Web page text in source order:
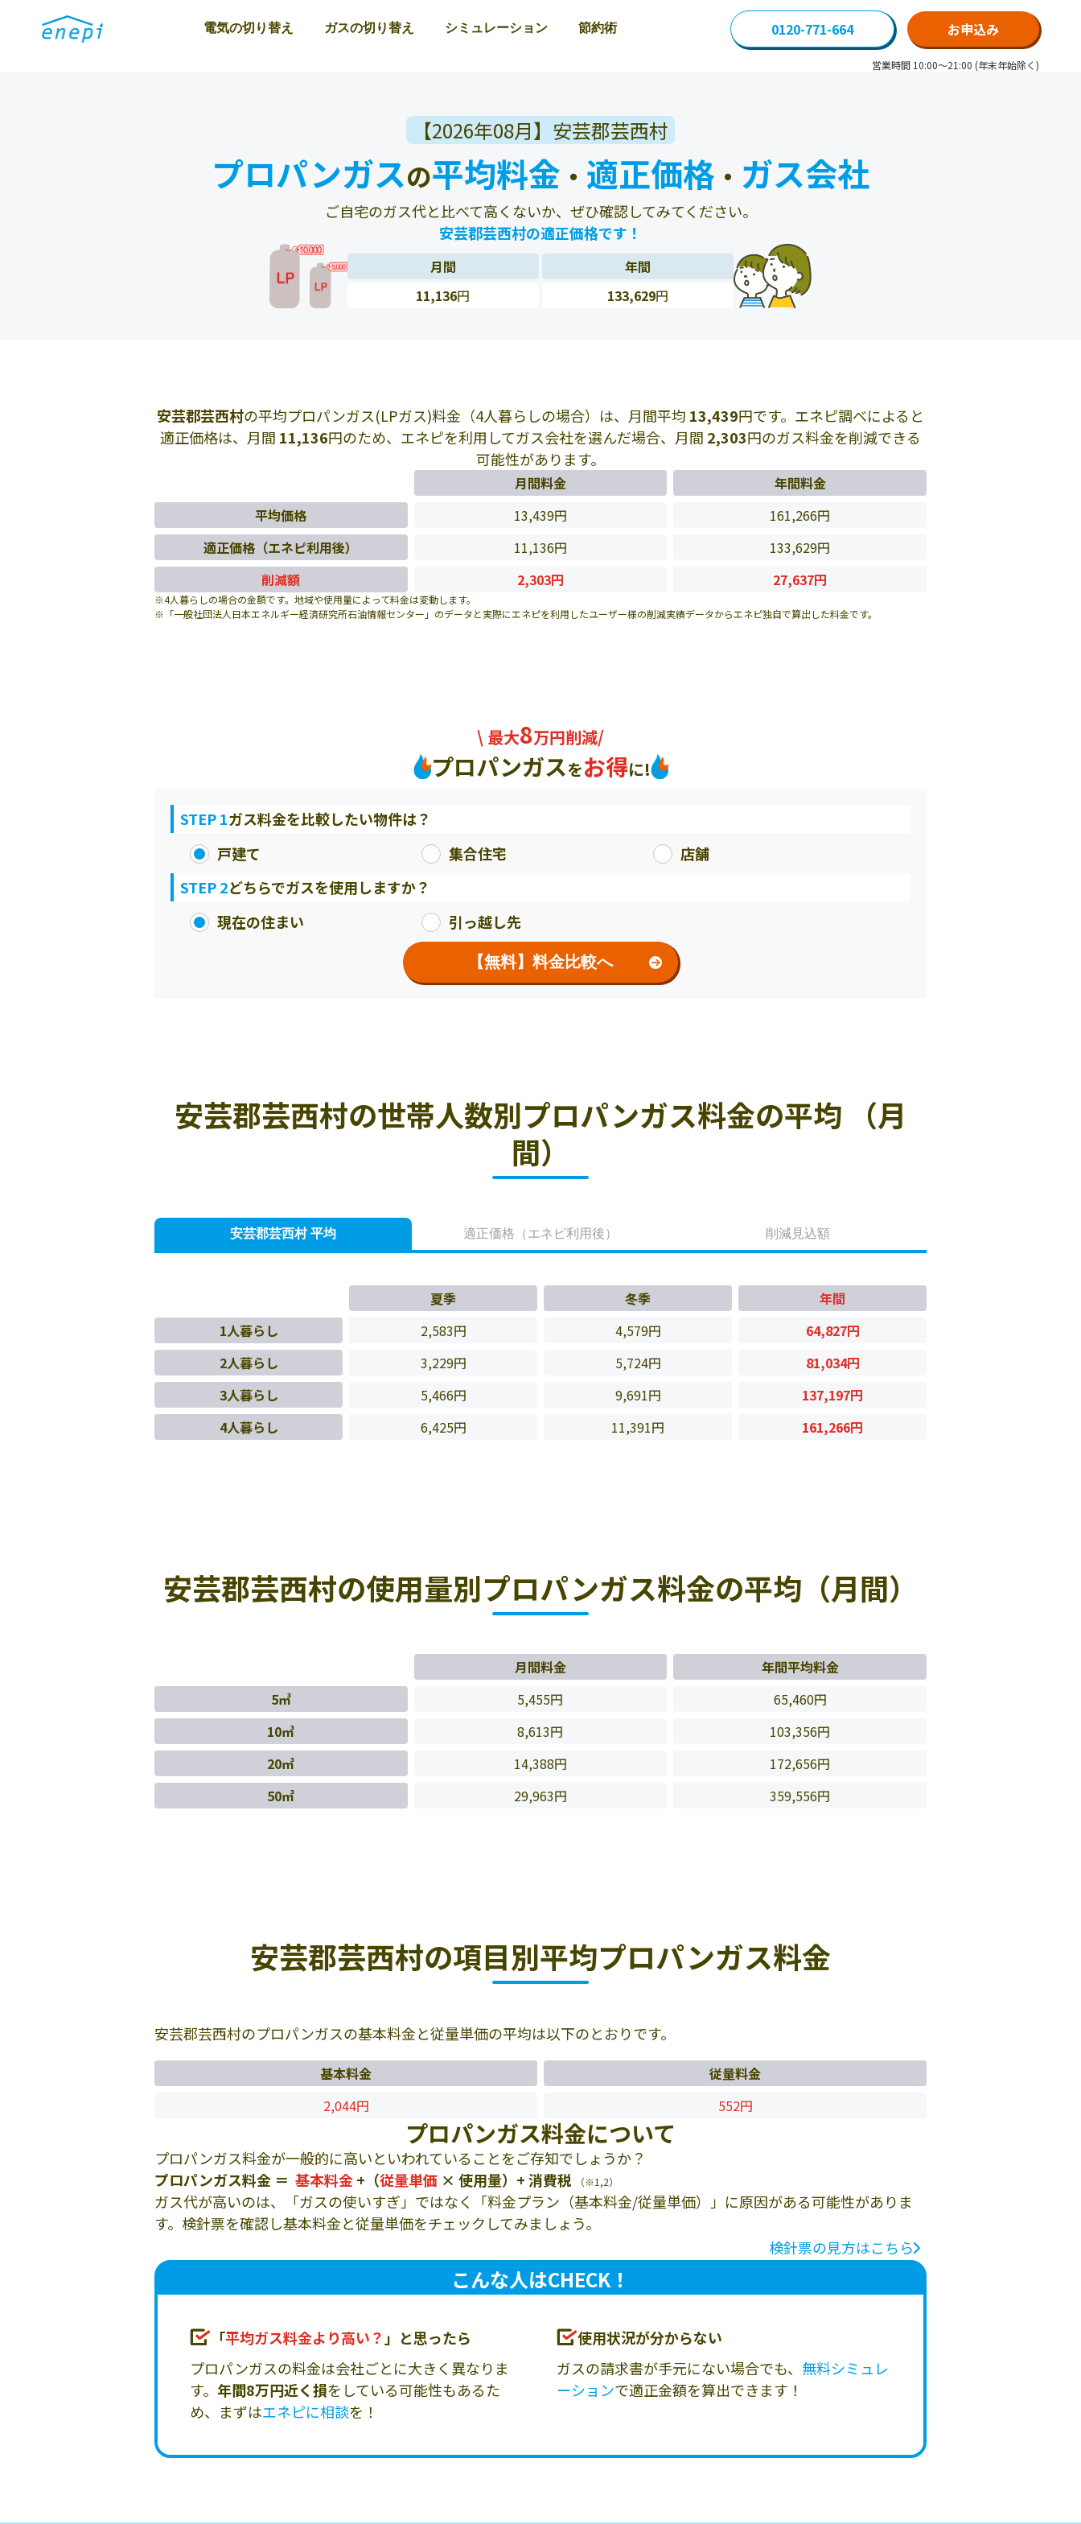
電気の切り替え ガスの切り替え シミュレーション 節約術 0120-771-664 お申込み
営業時間 10:00～21:00 (年末年始除く)
【2026年08月】安芸郡芸西村
プロパンガスの平均料金 ・ 適正価格 ・ ガス会社
ご自宅のガス代と比べて高くないか、ぜひ確認してみてください。
安芸郡芸西村の適正価格です！
月間
年間
11,136円 133,629円
安芸郡芸西村の平均プロパンガス(LPガス)料金（4人暮らしの場合）は、月間平均 13,439円です。エネピ調べによると
適正価格は、月間 11,136円のため、エネピを利用してガス会社を選んだ場合、月間 2,303円のガス料金を削減できる
可能性があります。
月間料金
年間料金
平均価格
13,439円
161,266円
適正価格（エネピ利用後）
11,136円
133,629円
削減額
2,303円 27,637円
※4人暮らしの場合の金額です。地域や使用量によって料金は変動します。
※「一般社団法人日本エネルギー経済研究所石油情報センター」のデータと実際にエネピを利用したユーザー様の削減実績データからエネピ独自で算出した料金です。
\ 最大8万円削減/
プロパンガスをお得に!
STEP 1ガス料金を比較したい物件は？
戸建て
集合住宅
店舗
STEP 2どちらでガスを使用しますか？
現在の住まい
引っ越し先
【無料】料金比較へ
安芸郡芸西村の世帯人数別プロパンガス料金の平均 （月
間）
安芸郡芸西村 平均 適正価格 （エネピ利用後） 削減見込額
夏季 冬季
年間
1人暮らし
2,583円 4,579円
64,827円
2人暮らし
3,229円 5,724円
81,034円
3人暮らし
5,466円 9,691円
137,197円
4人暮らし
6,425円 11,391円 161,266円
安芸郡芸西村の使用量別プロパンガス料金の平均（月間）
月間料金
年間平均料金
5㎥
5,455円
65,460円
10㎥
8,613円
103,356円
20㎥
14,388円
172,656円
50㎥
29,963円 359,556円
安芸郡芸西村の項目別平均プロパンガス料金
安芸郡芸西村のプロパンガスの基本料金と従量単価の平均は以下のとおりです。
基本料金
従量料金
2,044円
552円
プロパンガス料金について
プロパンガス料金が一般的に高いといわれていることをご存知でしょうか？
プロパンガス料金 ＝ 基本料金+（従量単価 × 使用量）+ 消費税 （※1,2）
ガス代が高いのは、「ガスの使いすぎ」ではなく「料金プラン（基本料金/従量単価）」に原因がある可能性がありま
す。検針票を確認し基本料金と従量単価をチェックしてみましょう。
検針票の見方はこちら
こんな人はCHECK！
「平均ガス料金より高い？ 」と思ったら
プロパンガスの料金は会社ごとに大きく異なりま
す。 年間8万円近く損をしている可能性もあるた
め、まずはエネピに相談を！
使用状況が分からない
ガスの請求書が手元にない場合でも、 無料シミュレ
ーションで適正金額を算出できます！